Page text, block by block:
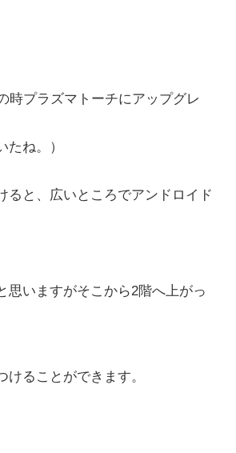
時プラズマトーチにアップグレ
たね。）
ると、広いところでアンドロイド
思いますがそこから2階へ上がっ
ることができます。